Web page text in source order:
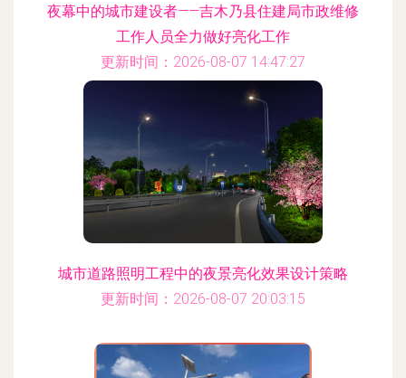
夜幕中的城市建设者——吉木乃县住建局市政维修
工作人员全力做好亮化工作
更新时间：2026-08-07 14:47:27
城市道路照明工程中的夜景亮化效果设计策略
更新时间：2026-08-07 20:03:15